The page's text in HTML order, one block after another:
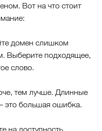
Вот на что стоит
домен слишком
Выберите подходящее,
слово.
тем лучше. Длинные
это большая ошибка.